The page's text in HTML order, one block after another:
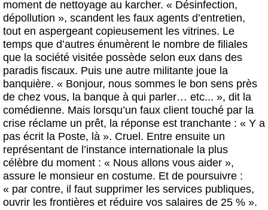
moment de nettoyage au karcher. « Désinfection,
dépollution », scandent les faux agents d’entretien,
tout en aspergeant copieusement les vitrines. Le
temps que d’autres énumèrent le nombre de filiales
que la société visitée possède selon eux dans des
paradis fiscaux. Puis une autre militante joue la
banquière. « Bonjour, nous sommes le bon sens près
de chez vous, la banque à qui parler… etc... », dit la
comédienne. Mais lorsqu’un faux client touché par la
crise réclame un prêt, la réponse est tranchante : « Y a
pas écrit la Poste, là ». Cruel. Entre ensuite un
représentant de l’instance internationale la plus
célèbre du moment : « Nous allons vous aider »,
assure le monsieur en costume. Et de poursuivre :
« par contre, il faut supprimer les services publiques,
ouvrir les frontières et réduire vos salaires de 25 % ».